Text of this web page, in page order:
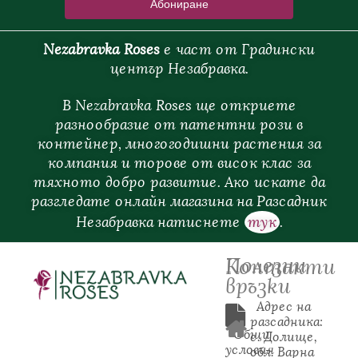
Nezabravka Roses е част от Градински
център Незабравка.
В Nezabravka Roses ще откриете
разнообразие от патентни рози в
контейнер, многогодишни растения за
компания и торове от висок клас за
тяхното добро развитие. Ако искате да
разгледате онлайн магазина на Разсадник
Незабравка натиснете тук.
Полезни
връзки
Общи
условия
Контакти
Адрес на
разсадника:
с. Долище,
обл. Варна